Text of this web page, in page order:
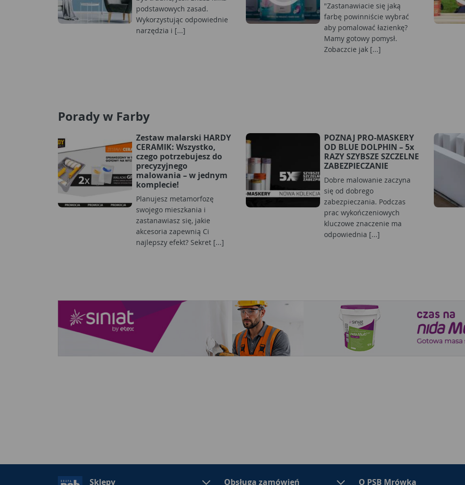
podstawowych zasad.
Wykorzystując odpowiednie
narzędzia i [...]
"Zastanawiacie się jaką
farbę powinniście wybrać
aby pomalować łazienkę?
Mamy gotowy pomysł.
Zobaczcie jak [...]
Porady w Farby
Zestaw malarski HARDY
CERAMIK: Wszystko,
czego potrzebujesz do
precyzyjnego
malowania – w jednym
komplecie!
Planujesz metamorfozę
swojego mieszkania i
zastanawiasz się, jakie
akcesoria zapewnią Ci
najlepszy efekt? Sekret [...]
POZNAJ PRO-MASKERY
OD BLUE DOLPHIN – 5x
RAZY SZYBSZE SZCZELNE
ZABEZPIECZANIE
Dobre malowanie zaczyna
się od dobrego
zabezpieczania. Podczas
prac wykończeniowych
kluczowe znaczenie ma
odpowiednia [...]
Sklepy Obsługa zamówień O PSB Mrówka